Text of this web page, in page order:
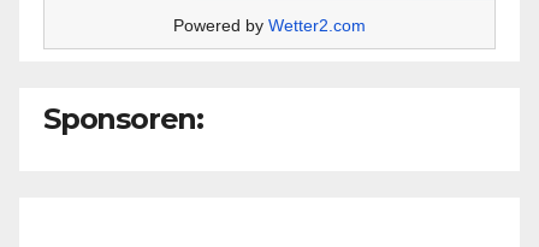
Powered by Wetter2.com
Sponsoren: